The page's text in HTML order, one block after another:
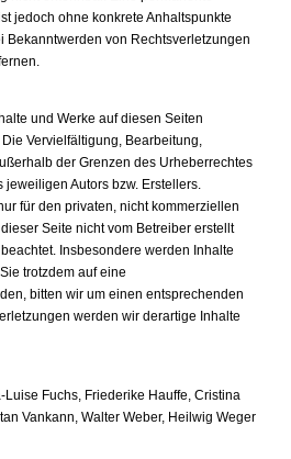
jedoch ohne konkrete Anhaltspunkte
Bekanntwerden von Rechtsverletzungen
und Werke auf diesen Seiten
Vervielfältigung, Bearbeitung,
der Grenzen des Urheberrechtes
Autors bzw. Erstellers.
für den privaten, nicht kommerziellen
Seite nicht vom Betreiber erstellt
Insbesondere werden Inhalte
trotzdem auf eine
bitten wir um einen entsprechenden
werden wir derartige Inhalte
Fuchs, Friederike Hauffe, Cristina
Vankann, Walter Weber, Heilwig Weger